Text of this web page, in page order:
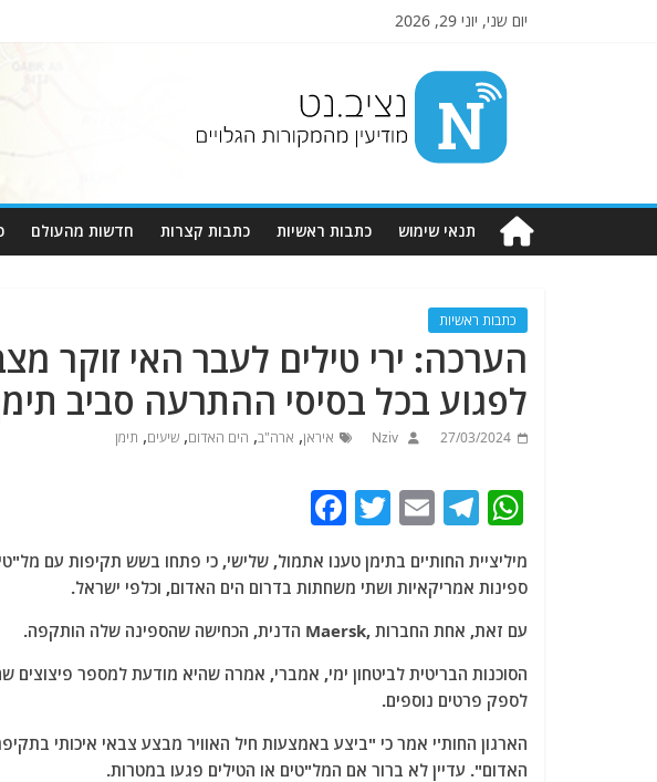
יום שני, יוני 29, 2026
Nziv.net
מודיעין
מהמקורות
תנאי שימוש כתבות ראשיות כתבות קצרות חדשות מהעולם
כתבות ראשיות
הערכה: ירי טילים לעבר האי זוקר
לפגוע בכל בסיסי ההתרעה סביב
27/03/2024
Nziv איראן, ארה"ב, הים האדום, שיעים, תימן
W
at
s
A
p
p
T
e
g
ra
m
E
ai
l
T
itt
c
e
b
o
k
ספינות אמריקאיות ושתי משחתות בדרום הים האדום, וכלפי ישראל.
עם זאת, אחת החברות ,Maersk הדנית, הכחישה שהספינה שלה הותקפה.
הסוכנות הבריטית לביטחון ימי, אמברי, אמרה שהיא מודעת למספר פיצוצים
לספק פרטים נוספים.
הארגון החות'י אמר כי "ביצע באמצעות חיל האוויר מבצע צבאי איכותי
האדום". עדיין לא ברור אם המל"טים או הטילים פגעו במטרות.